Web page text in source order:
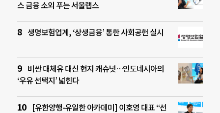
스 금융 소외 푸는 서울랩스
생명보험업계, ‘상생금융’ 통한 사회공헌 실시
비싼 대체유 대신 현지 캐슈넛…인도네시아의
‘우유 선택지’ 넓힌다
[유한양행-유일한 아카데미] 이호영 대표 “선